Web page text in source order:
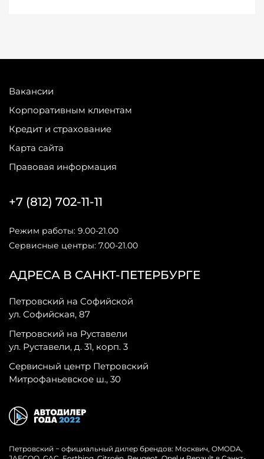
Вакансии
Корпоративным клиентам
Кредит и страхование
Карта сайта
Правовая информация
АДРЕСА В САНКТ-ПЕТЕРБУРГЕ
Петровский на Софийской
ул. Софийская, 87
Петровский на Руставели
ул. Руставели, д. 31, корп. 3
Сервисный центр Петровский
Митрофаньевское ш., 30
+7 (812) 702-11-11
Режим работы: 9.00-21.00
Сервисные центры: 7.00-21.00
Петровский − официальный дилер брендов: Москвич, OMODA,